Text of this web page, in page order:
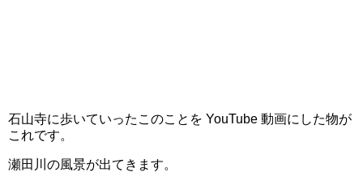
石山寺に歩いていったこのことを YouTube 動画にした物が
これです。
瀬田川の風景が出てきます。